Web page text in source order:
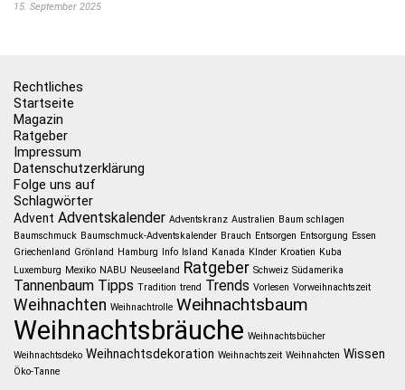
15. September 2025
Rechtliches
Startseite
Magazin
Ratgeber
Impressum
Datenschutzerklärung
Folge uns auf
Schlagwörter
Advent Adventskalender Adventskranz Australien Baum schlagen
Baumschmuck Baumschmuck-Adventskalender Brauch Entsorgen Entsorgung Essen
Griechenland Grönland Hamburg Info Island Kanada KInder Kroatien Kuba
Luxemburg Mexiko NABU Neuseeland Ratgeber Schweiz Südamerika
Tannenbaum Tipps Tradition trend Trends Vorlesen Vorweihnachtszeit
Weihnachten Weihnachtrolle Weihnachtsbaum
Weihnachtsbräuche Weihnachtsbücher
Weihnachtsdeko Weihnachtsdekoration Weihnachtszeit Weihnahcten Wissen
Öko-Tanne